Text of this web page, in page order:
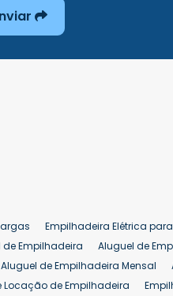
Empilhadeira Elétrica
de Empilhadeira Aluguel de
Aluguel de Empilhadeira Mensal
Locação de Empilhadeira